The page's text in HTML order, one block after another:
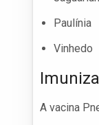
Paulínia
Vinhedo
A vacina